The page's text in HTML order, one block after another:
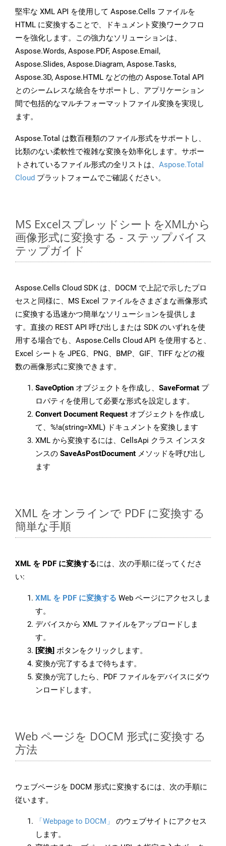
堅牢な XML API を使用して Aspose.Cells ファイルを
HTML に変換することで、ドキュメント変換ワークフロ
ーを強化します。この強力なソリューションは、
Aspose.Words, Aspose.PDF, Aspose.Email,
Aspose.Slides, Aspose.Diagram, Aspose.Tasks,
Aspose.3D, Aspose.HTML などの他の Aspose.Total API
とのシームレスな統合をサポートし、アプリケーション
間で包括的なマルチフォーマットファイル変換を実現し
ます。
Aspose.Total は数百種類のファイル形式をサポートし、
比類のない柔軟性で複雑な変換を効率化します。サポー
トされているファイル形式の全リストは、 Aspose.Total
Cloud プラットフォームでご確認ください。
MS ExcelスプレッドシートをXMLから
画像形式に変換する - ステップバイス
テップガイド
Aspose.Cells Cloud SDK は、DOCM で上記で示したプロ
セスと同様に、MS Excel ファイルをさまざまな画像形式
に変換する迅速かつ簡単なソリューションを提供しま
す。直接の REST API 呼び出しまたは SDK のいずれを使
用する場合でも、Aspose.Cells Cloud API を使用すると、
Excel シートを JPEG、PNG、BMP、GIF、TIFF などの複
数の画像形式に変換できます。
SaveOption オブジェクトを作成し、 SaveFormat プ
ロパティを使用して必要な形式を設定します。
Convert Document Request オブジェクトを作成し
て、%!a(string=XML) ドキュメントを変換します
XML から変換するには、CellsApi クラス インスタ
ンスの SaveAsPostDocument メソッドを呼び出し
ます
XML をオンラインで PDF に変換する
簡単な手順
XML を PDF に変換するには、次の手順に従ってくださ
い:
XML を PDF に変換する Web ページにアクセスしま
す。
デバイスから XML ファイルをアップロードしま
す。
[変換] ボタンをクリックします。
変換が完了するまで待ちます。
変換が完了したら、PDF ファイルをデバイスにダウ
ンロードします。
Web ページを DOCM 形式に変換する
方法
ウェブページを DOCM 形式に変換するには、次の手順に
従います。
「Webpage to DOCM」
のウェブサイトにアクセス
します。